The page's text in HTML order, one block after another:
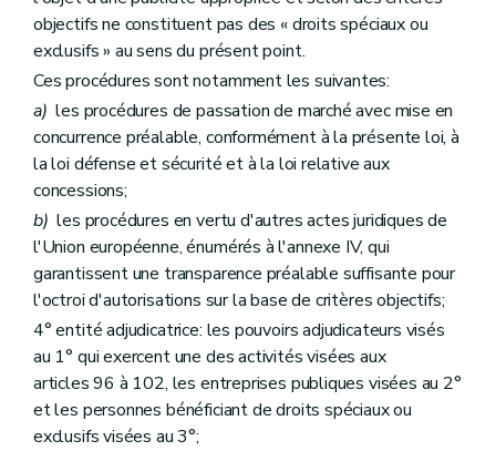
Art. 128
Art. 129
Art. 130
Art. 131
Art. 132
Chapitre 4 Déroulement de la procédure
Section 1re
Préparation
Art. 133
Art. 134
Art. 135
Art. 136
Art. 137
Art. 138
Section 2 Publication et transparence
Art. 139
Art. 140
Art. 141
Art. 142
Art. 143
Art. 144
Art. 145
objectifs ne constituent pas des « droits spéciaux ou
exclusifs » au sens du présent point.
Ces procédures sont notamment les suivantes:
a) les procédures de passation de marché avec mise en
concurrence préalable, conformément à la présente loi, à
la loi défense et sécurité et à la loi relative aux
concessions;
b) les procédures en vertu d'autres actes juridiques de
l'Union européenne, énumérés à l'annexe IV, qui
garantissent une transparence préalable suffisante pour
l'octroi d'autorisations sur la base de critères objectifs;
4° entité adjudicatrice: les pouvoirs adjudicateurs visés
au 1° qui exercent une des activités visées aux
articles 96 à 102, les entreprises publiques visées au 2°
et les personnes bénéficiant de droits spéciaux ou
exclusifs visées au 3°;